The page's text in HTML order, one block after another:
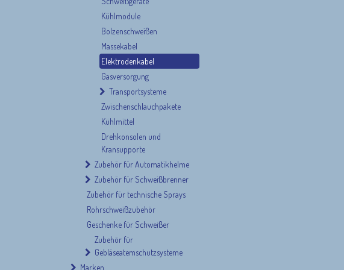
Kühlmodule
Bolzenschweißen
Massekabel
Elektrodenkabel
Gasversorgung
Transportsysteme
Zwischenschlauchpakete
Kühlmittel
Drehkonsolen und
Kransupporte
Zubehör für Automatikhelme
Zubehör für Schweißbrenner
Zubehör für technische Sprays
Rohrschweißzubehör
Geschenke für Schweißer
Zubehör für
Gebläseatemschutzsysteme
Marken